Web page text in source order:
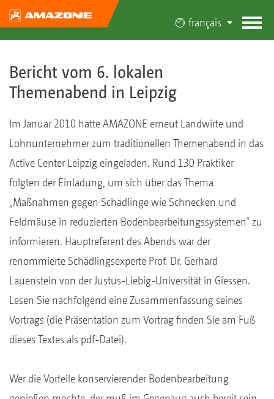
français
Bericht vom 6. lokalen
Themenabend in Leipzig
Im Januar 2010 hatte AMAZONE erneut Landwirte und
Lohnunternehmer zum traditionellen Themenabend in das
Active Center Leipzig eingeladen. Rund 130 Praktiker
folgten der Einladung, um sich über das Thema
„Maßnahmen gegen Schädlinge wie Schnecken und
Feldmäuse in reduzierten Bodenbearbeitungssystemen“ zu
informieren. Hauptreferent des Abends war der
renommierte Schädlingsexperte Prof. Dr. Gerhard
Lauenstein von der Justus-Liebig-Universität in Giessen.
Lesen Sie nachfolgend eine Zusammenfassung seines
Vortrags (die Präsentation zum Vortrag finden Sie am Fuß
dieses Textes als pdf-Datei).
Wer die Vorteile konservierender Bodenbearbeitung